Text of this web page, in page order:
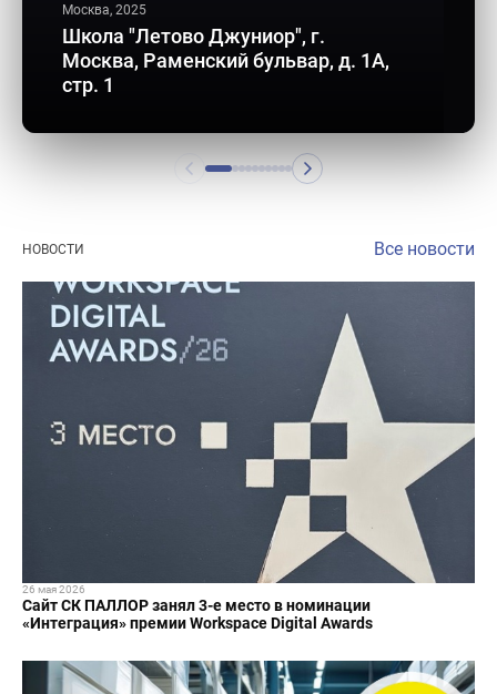
Москва, 2025
Школа "Летово Джуниор", г.
Москва, Раменский бульвар, д. 1А,
стр. 1
НОВОСТИ Все новости
26 мая 2026
Сайт СК ПАЛЛОР занял 3-е место в номинации
«Интеграция» премии Workspace Digital Awards